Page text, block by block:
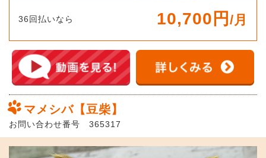
36回払いなら 10,700円 /月
マメシバ【豆柴】
お問い合わせ番号 365317